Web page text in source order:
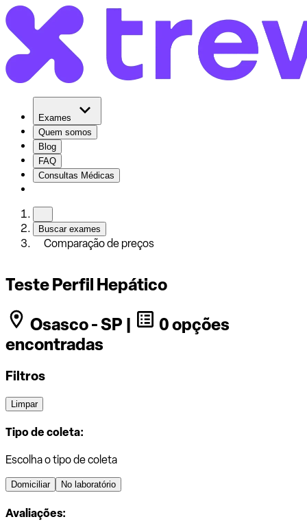
Exames
Quem somos
Blog
FAQ
Consultas Médicas
Buscar exames
Comparação de preços
Teste Perfil Hepático
Osasco - SP |
0 opções
encontradas
Filtros
Limpar
Tipo de coleta:
Escolha o tipo de coleta
Domiciliar No laboratório
Avaliações: